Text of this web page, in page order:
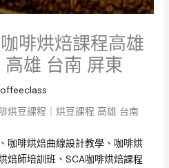
啡烘焙課程高雄
高雄 台南 屏東
烘豆課程｜烘豆課程 高雄 台南
咖啡烘焙曲線設計教學、咖啡烘
焙師培訓班、SCA咖啡烘焙課程